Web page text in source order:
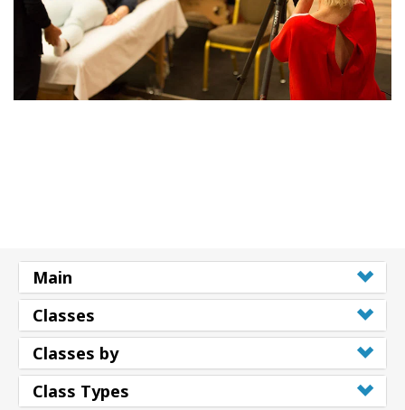
Main
Classes
Classes by
Class Types